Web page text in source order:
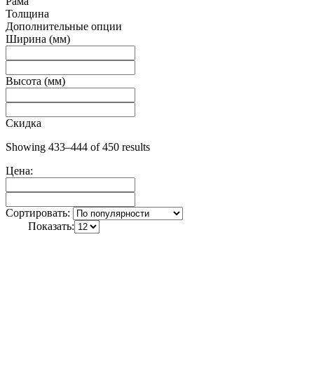
Толщина
Дополнительные опции
Ширина (мм)
Высота (мм)
Скидка
Showing 433–444 of 450 results
Цена:
Сортировать:
Показать: